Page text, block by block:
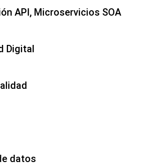
API, Microservicios SOA
Digital
datos